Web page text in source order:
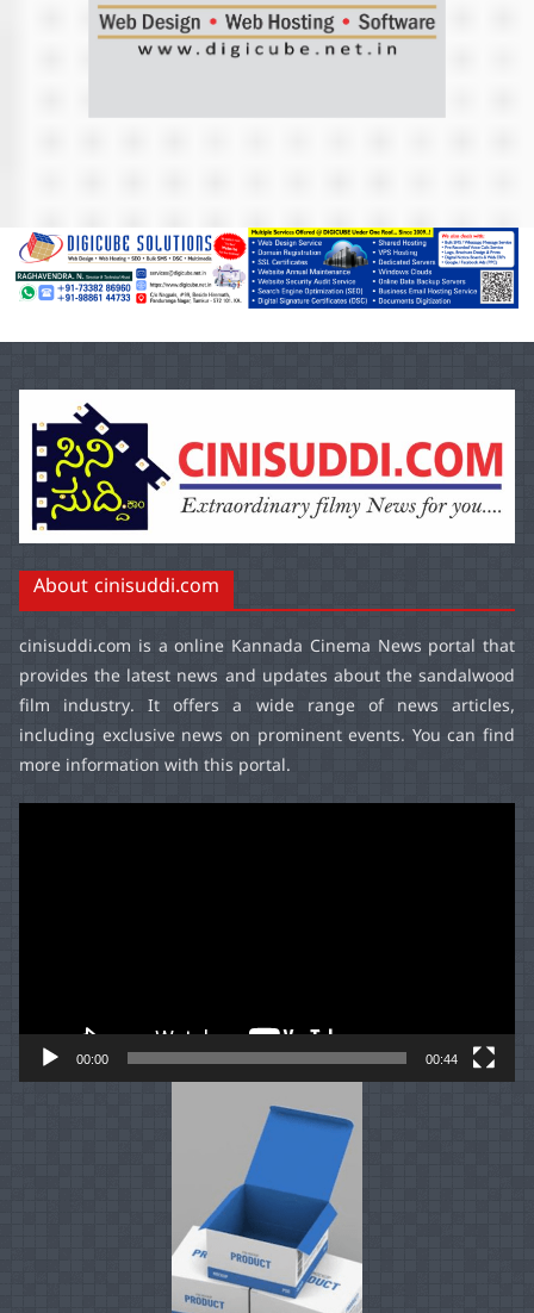
About cinisuddi.com
cinisuddi.com is a online Kannada Cinema News portal that
provides the latest news and updates about the sandalwood
film industry. It offers a wide range of news articles,
including exclusive news on prominent events. You can find
more information with this portal.
00:00 00:44